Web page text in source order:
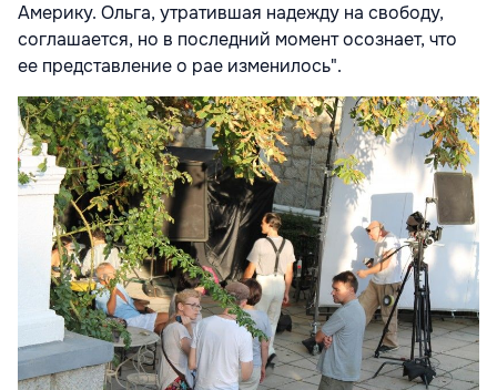
Америку. Ольга, утратившая надежду на свободу,
соглашается, но в последний момент осознает, что
ее представление о рае изменилось".